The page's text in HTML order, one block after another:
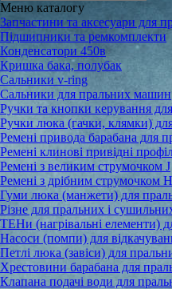
Меню каталогу
Запчастини та аксесуари для
Підшипники та ремкомплекти
Конденсатори 450в
Кришка бака, полубак
Сальники v-ring
Сальники для пральних машин
Ручки та кнопки керування
Ручки люка (гачки, клямки)
Ремені привода барабана для
Ремені клинові привідні
Ремені з великим струмочком J
Ремені з дрібним струмочком Н
Гуми люка (манжети) для
Різне для пральних і
ТЕНи (нагрівальні елементи)
Насоси (помпи) для
Петлі люка (завіси) для
Хрестовини барабана для
Клапана подачі води для